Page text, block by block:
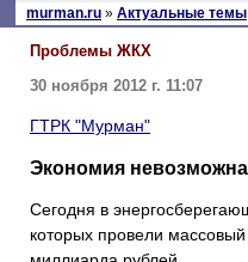
murman.ru » Актуальные темы
Проблемы ЖКХ
30 ноября 2012 г. 11:07
ГТРК "Мурман"
Экономия
Сегодня в
которых провели